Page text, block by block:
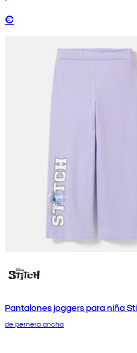
€
Pantalones joggers para niña
de pernera ancha